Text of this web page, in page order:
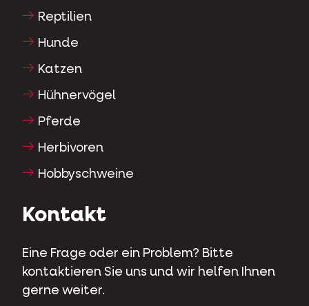
Reptilien
Hunde
Katzen
Hühnervögel
Pferde
Herbivoren
Hobbyschweine
Kontakt
Eine Frage oder ein Problem? Bitte
kontaktieren Sie uns und wir helfen Ihnen
gerne weiter.